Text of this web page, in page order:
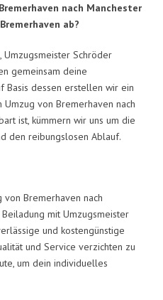
nach Manchester
ab?
Umzugsmeister Schröder
gemeinsam deine
Basis dessen erstellen wir ein
von Bremerhaven nach
ist, kümmern wir uns um die
den reibungslosen Ablauf.
von Bremerhaven nach
mit Umzugsmeister
und kostengünstige
und Service verzichten zu
um dein individuelles